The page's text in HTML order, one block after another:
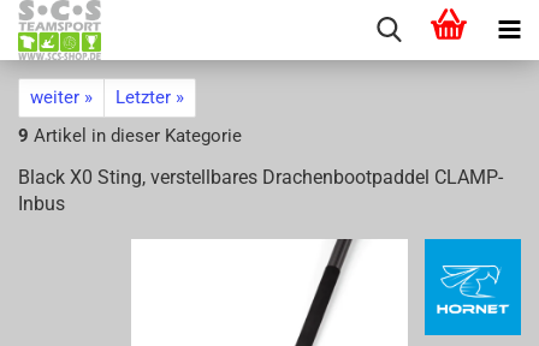
weiter »
Letzter »
9 Artikel in dieser Kategorie
Black X0 Sting, ver­stell­ba­res Dra­chen­boot­pad­del CLAMP-​
Inbus